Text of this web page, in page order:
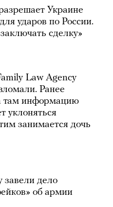
Украине
ударов по России.
сделку»
Law Agency
Ранее
там информацию
уклоняться
занимается дочь
завели дело
об армии